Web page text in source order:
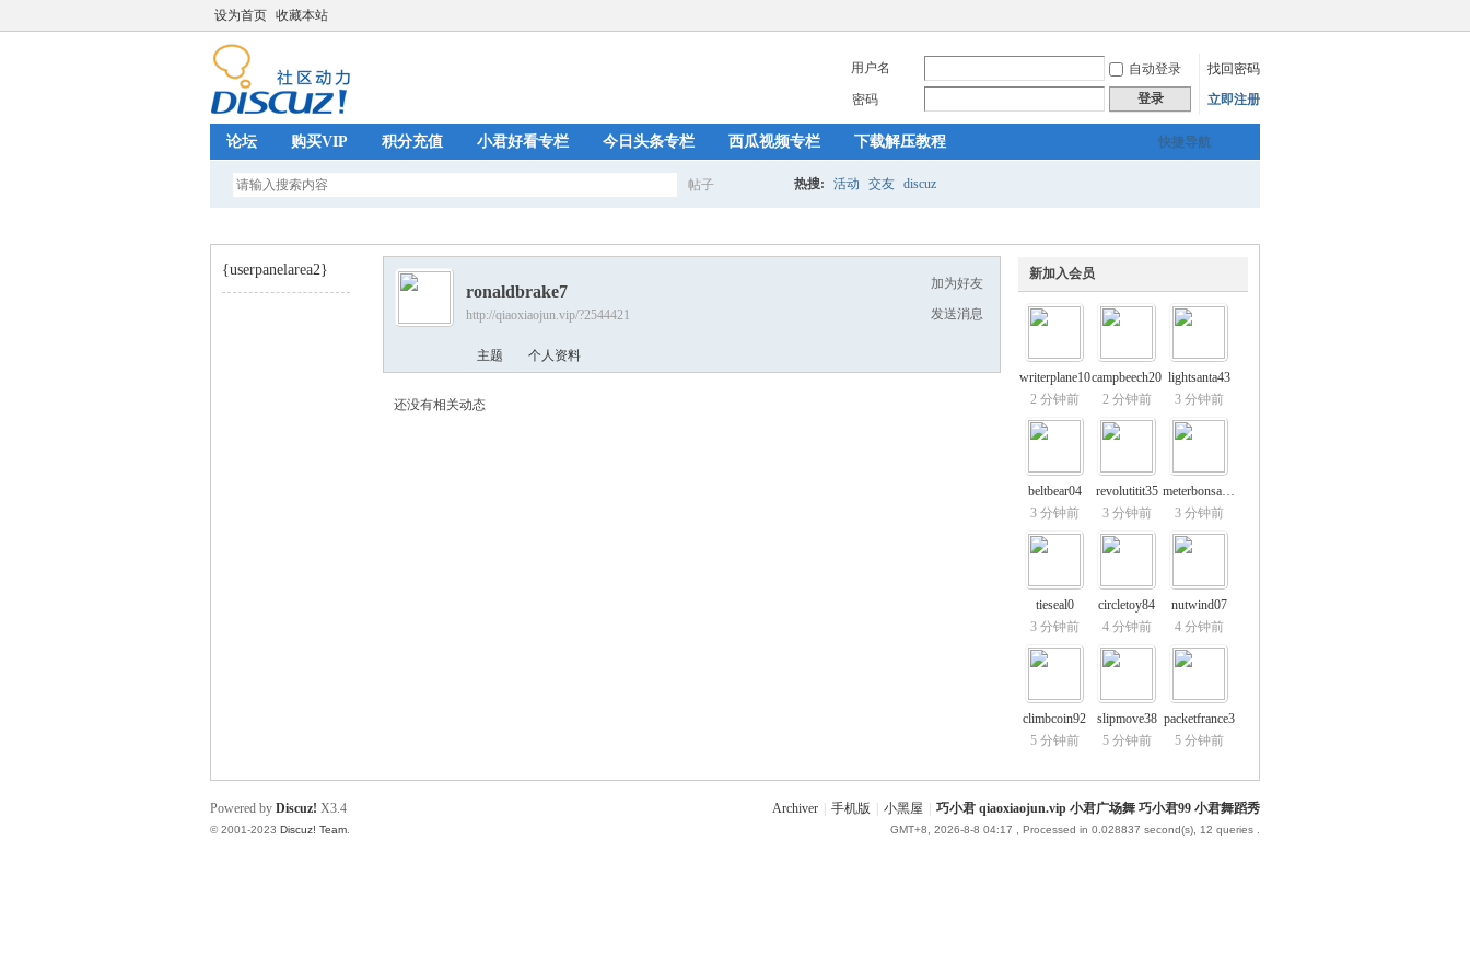
设为首页 收藏本站
用户名 自动登录
找回密码
密码
登录 立即注册
快捷导航
论坛 购买VIP 积分充值 小君好看专栏 今日头条专栏 西瓜视频专栏 下载解压教程
帖子 热搜: 活动 交友 discuz
{userpanelarea2} 新加入会员
writerplane10
2 分钟前
campbeech20
2 分钟前
lightsanta43
3 分钟前
beltbear04
3 分钟前
revolutitit35
3 分钟前
meterbonsai86
3 分钟前
tieseal0
3 分钟前
circletoy84
4 分钟前
nutwind07
4 分钟前
climbcoin92
5 分钟前
slipmove38
5 分钟前
packetfrance3
5 分钟前
加为好友
发送消息
ronaldbrake7
http://qiaoxiaojun.vip/?2544421
主题 个人资料
还没有相关动态
Archiver 手机版 小黑屋 巧小君 qiaoxiaojun.vip 小君广场舞 巧小君99 小君舞蹈秀
GMT+8, 2026-8-8 04:17 , Processed in 0.028837 second(s), 12 queries .
Powered by Discuz! X3.4
© 2001-2023 Discuz! Team